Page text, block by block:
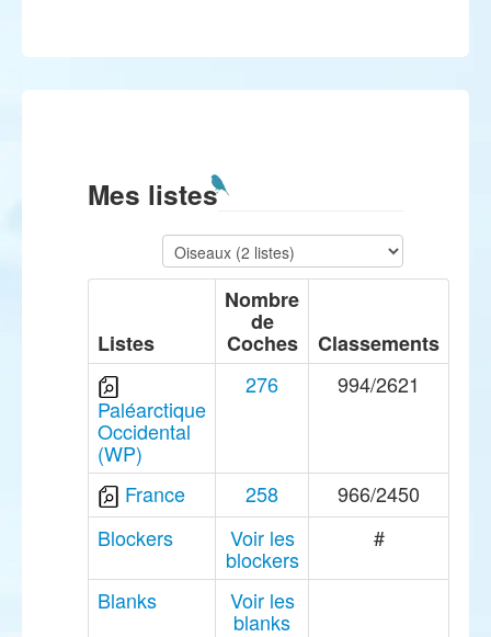
Mes listes
Listes
Nombre
de
Coches Classements
Paléarctique
Occidental
(WP)
276 994/2621
France 258
966/2450
Blockers
Voir les
blockers
#
Blanks Voir les
blanks